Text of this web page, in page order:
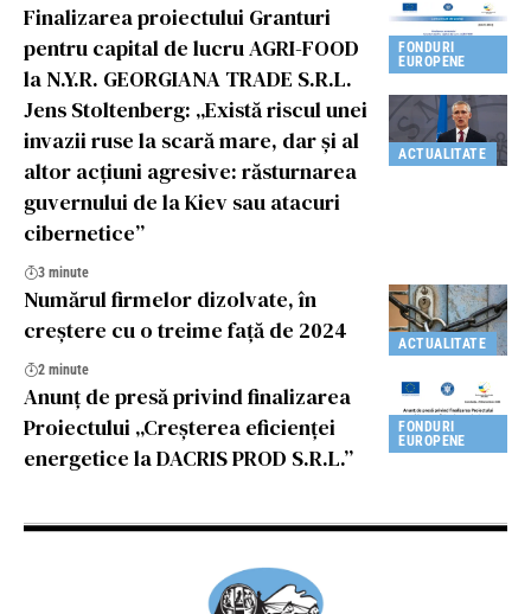
FONDURI
EUROPENE
Finalizarea proiectului Granturi
pentru capital de lucru AGRI-FOOD
la N.Y.R. GEORGIANA TRADE S.R.L.
ACTUALITATE
Jens Stoltenberg: „Există riscul unei
invazii ruse la scară mare, dar și al
altor acțiuni agresive: răsturnarea
guvernului de la Kiev sau atacuri
cibernetice”
3 minute
ACTUALITATE
Numărul firmelor dizolvate, în
creștere cu o treime față de 2024
2 minute
FONDURI
EUROPENE
Anunţ de presă privind finalizarea
Proiectului „Creșterea eficienței
energetice la DACRIS PROD S.R.L.”